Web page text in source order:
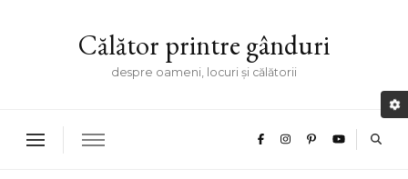
Călător printre gânduri
despre oameni, locuri și călătorii